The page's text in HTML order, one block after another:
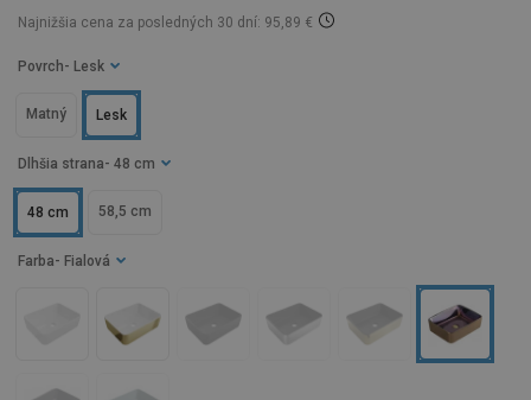
Najnižšia cena za posledných 30 dní: 95,89 €
Dlhšia strana - 48 cm
48 cm 58,5 cm
Farba - Fialová
Povrch - Lesk
Lesk
Matný